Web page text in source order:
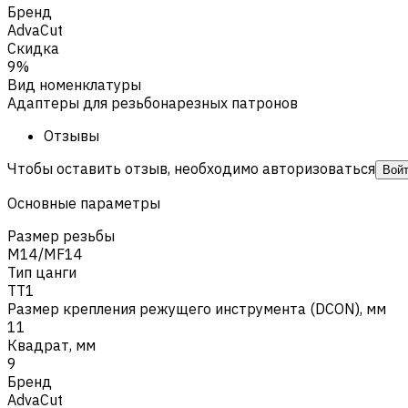
Бренд
AdvaCut
Скидка
9%
Вид номенклатуры
Адаптеры для резьбонарезных патронов
Отзывы
Чтобы оставить отзыв, необходимо авторизоваться
Основные параметры
Размер резьбы
M14/MF14
Тип цанги
TT1
Размер крепления режущего инструмента (DCON), мм
11
Квадрат, мм
9
Бренд
AdvaCut